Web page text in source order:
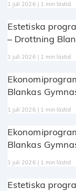
1 juli 2026 | 1 min lästid
Estetiska
– Drottning
1 juli 2026 | 1 min lästid
Blankas
1 juli 2026 | 1 min lästid
Blankas
1 juli 2026 | 1 min lästid
Estetiska